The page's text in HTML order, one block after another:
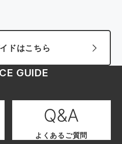
ドはこちら
GUIDE
よくあるご質問